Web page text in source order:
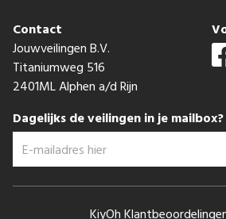
Contact
Jouwveilingen B.V.
Titaniumweg 516
2401ML Alphen a/d Rijn
Dagelijks de veilingen in je mailbox?